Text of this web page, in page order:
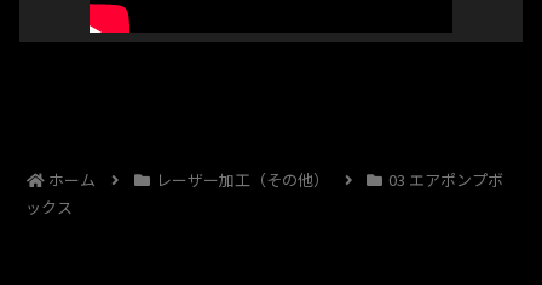
ホーム レーザー加工（その他）
03 エアポンプボ
ックス